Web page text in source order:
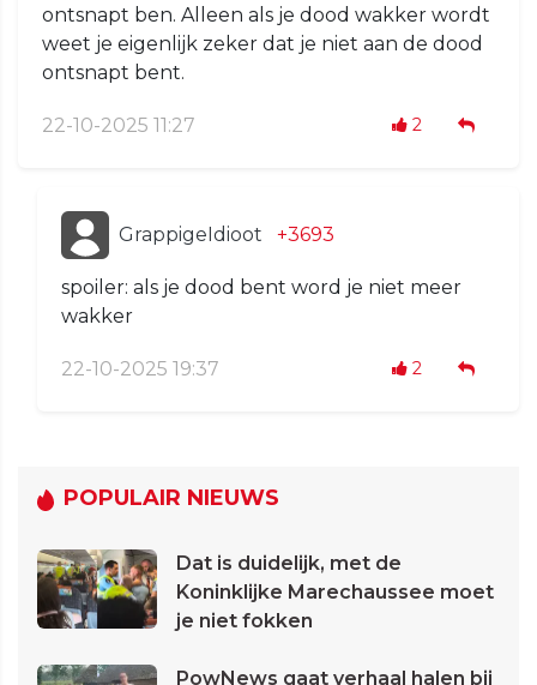
ontsnapt ben. Alleen als je dood wakker wordt
weet je eigenlijk zeker dat je niet aan de dood
ontsnapt bent.
22-10-2025 11:27 2
GrappigeIdioot +3693
spoiler: als je dood bent word je niet meer
wakker
22-10-2025 19:37 2
POPULAIR NIEUWS
Dat is duidelijk, met de
Koninklijke Marechaussee moet
je niet fokken
PowNews gaat verhaal halen bij